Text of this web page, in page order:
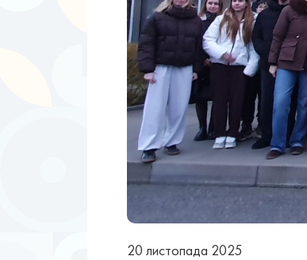
20 листопада 2025